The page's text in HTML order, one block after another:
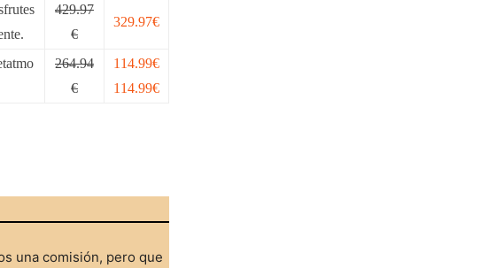
429.97
€
329.97€
264.94
€
114.99€
114.99€
una comisión, pero que